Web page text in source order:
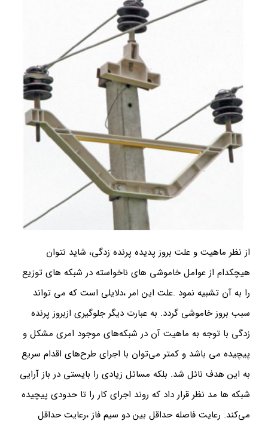
از نظر ماهیت و علت بروز پدیده پرنده زدگی، شاید نتوان
هیچکدام از عوامل خاموشی های ناخواسته در شبکه های توزیع
را به آن تشبیه نمود .علت این امر ،دلایلی است که می تواند
سبب بروز خاموشی گردد. به عبارت دیگر جلوگیری ازبروز پرنده
زدگی با توجه به ماهیت آن در شبکه‌های موجود امری مشکل و
پیچیده می باشد و کمتر می‌توان با اجرای طرح‌های اقدام سریع
به این هدف نائل شد. بلکه مسائل زیادی را بایستی در باز آرایی
شبکه ها مد نظر قرار داد که روند اجرای کار را تا حدودی پیچیده
می‌کند. رعایت فاصله حداقل بین دو سیم فاز ،رعایت حداقل